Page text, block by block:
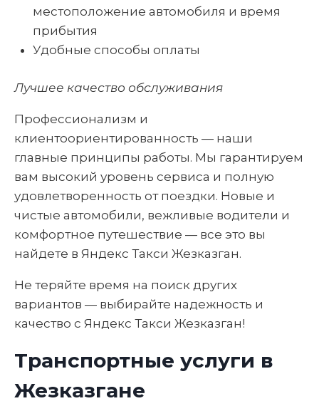
местоположение автомобиля и время
прибытия
Удобные способы оплаты
Лучшее качество обслуживания
Профессионализм и
клиентоориентированность — наши
главные принципы работы. Мы гарантируем
вам высокий уровень сервиса и полную
удовлетворенность от поездки. Новые и
чистые автомобили, вежливые водители и
комфортное путешествие — все это вы
найдете в Яндекс Такси Жезказган.
Не теряйте время на поиск других
вариантов — выбирайте надежность и
качество с Яндекс Такси Жезказган!
Транспортные услуги в
Жезказгане